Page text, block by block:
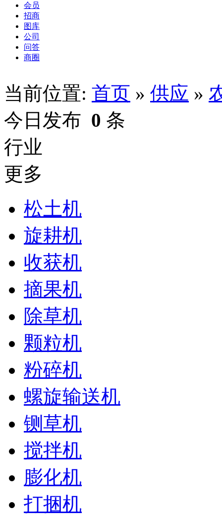
会员
招商
图库
公司
问答
商圈
当前位置: 首页 » 供应 »
今日发布 0 条
行业
更多
松土机
旋耕机
收获机
摘果机
除草机
颗粒机
粉碎机
螺旋输送机
铡草机
搅拌机
膨化机
打捆机